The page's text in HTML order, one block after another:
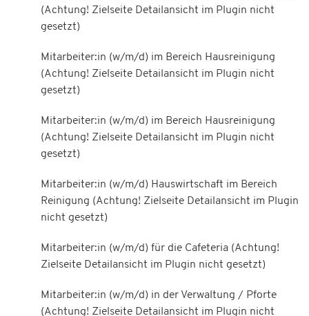
(Achtung! Zielseite Detailansicht im Plugin nicht
gesetzt)
Mitarbeiter:in (w/m/d) im Bereich Hausreinigung
(Achtung! Zielseite Detailansicht im Plugin nicht
gesetzt)
Mitarbeiter:in (w/m/d) im Bereich Hausreinigung
(Achtung! Zielseite Detailansicht im Plugin nicht
gesetzt)
Mitarbeiter:in (w/m/d) Hauswirtschaft im Bereich
Reinigung (Achtung! Zielseite Detailansicht im Plugin
nicht gesetzt)
Mitarbeiter:in (w/m/d) für die Cafeteria (Achtung!
Zielseite Detailansicht im Plugin nicht gesetzt)
Mitarbeiter:in (w/m/d) in der Verwaltung / Pforte
(Achtung! Zielseite Detailansicht im Plugin nicht